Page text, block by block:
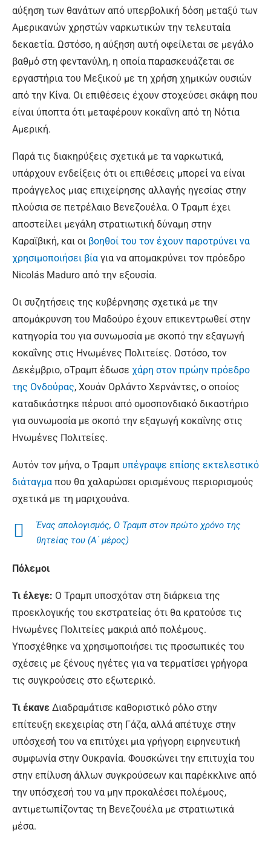
αύξηση των θανάτων από υπερβολική δόση μεταξύ των
Αμερικανών χρηστών ναρκωτικών την τελευταία
δεκαετία. Ωστόσο, η αύξηση αυτή οφείλεται σε μεγάλο
βαθμό στη φεντανύλη, η οποία παρασκευάζεται σε
εργαστήρια του Μεξικού με τη χρήση χημικών ουσιών
από την Κίνα. Οι επιθέσεις έχουν στοχεύσει σκάφη που
είναι ύποπτα ότι μεταφέρουν κοκαΐνη από τη Νότια
Αμερική.
Παρά τις διακηρύξεις σχετικά με τα ναρκωτικά,
υπάρχουν ενδείξεις ότι οι επιθέσεις μπορεί να είναι
προάγγελος μιας επιχείρησης αλλαγής ηγεσίας στην
πλούσια σε πετρέλαιο Βενεζουέλα. Ο Τραμπ έχει
αποστείλει μεγάλη στρατιωτική δύναμη στην
Καραϊβική, και οι βοηθοί του τον έχουν παροτρύνει να
χρησιμοποιήσει βία για να απομακρύνει τον πρόεδρο
Nicolás Maduro από την εξουσία.
Οι συζητήσεις της κυβέρνησης σχετικά με την
απομάκρυνση του Μαδούρο έχουν επικεντρωθεί στην
κατηγορία του για συνωμοσία με σκοπό την εξαγωγή
κοκαΐνης στις Ηνωμένες Πολιτείες. Ωστόσο, τον
Δεκέμβριο, οΤραμπ έδωσε χάρη στον πρώην πρόεδρο
της Ονδούρας, Χουάν Ορλάντο Χερνάντες, ο οποίος
καταδικάστηκε πέρυσι από ομοσπονδιακό δικαστήριο
για συνωμοσία με σκοπό την εξαγωγή κοκαΐνης στις
Ηνωμένες Πολιτείες.
Αυτόν τον μήνα, ο Τραμπ υπέγραψε επίσης εκτελεστικό
διάταγμα που θα χαλαρώσει ορισμένους περιορισμούς
σχετικά με τη μαριχουάνα.
Ένας απολογισμός, Ο Τραμπ στον πρώτο χρόνο της
θητείας του (A΄ μέρος)
Πόλεμοι
Τι έλεγε: Ο Τραμπ υποσχόταν στη διάρκεια της
προεκλογικής του εκστρατείας ότι θα κρατούσε τις
Ηνωμένες Πολιτείες μακριά από πολέμους.
Υποσχέθηκε να χρησιμοποιήσει τις προσωπικές του
σχέσεις με ξένους ηγέτες για να τερματίσει γρήγορα
τις συγκρούσεις στο εξωτερικό.
Τι έκανε Διαδραμάτισε καθοριστικό ρόλο στην
επίτευξη εκεχειρίας στη Γάζα, αλλά απέτυχε στην
υπόσχεσή του να επιτύχει μια γρήγορη ειρηνευτική
συμφωνία στην Ουκρανία. Φουσκώνει την επιτυχία του
στην επίλυση άλλων συγκρούσεων και παρέκκλινε από
την υπόσχεσή του να μην προκαλέσει πολέμους,
αντιμετωπίζοντας τη Βενεζουέλα με στρατιωτικά
μέσα.